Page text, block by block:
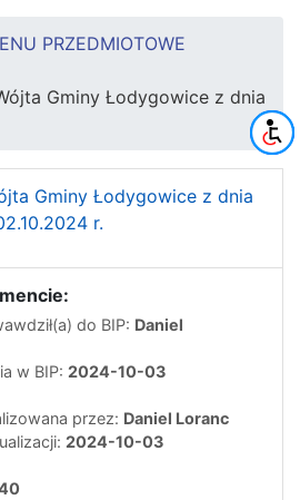
PRZEDMIOTOWE
Gminy Łodygowice z dnia
Gminy Łodygowice z dnia
r.
do BIP: Daniel
w BIP: 2024-10-03
przez: Daniel Loranc
2024-10-03